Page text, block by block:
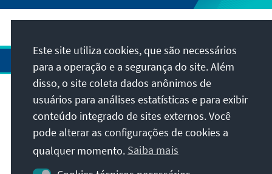
Endereço
Contato
Visite também
Este site utiliza cookies, que são necessários
para a operação e a segurança do site. Além
disso, o site coleta dados anônimos de
usuários para análises estatísticas e para exibir
conteúdo integrado de sites externos. Você
pode alterar as configurações de cookies a
qualquer momento. Saiba mais